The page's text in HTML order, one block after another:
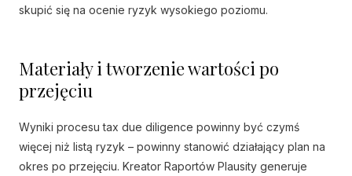
skupić się na ocenie ryzyk wysokiego poziomu.
Materiały i tworzenie wartości po
przejęciu
Wyniki procesu tax due diligence powinny być czymś
więcej niż listą ryzyk – powinny stanowić działający plan na
okres po przejęciu. Kreator Raportów Plausity generuje